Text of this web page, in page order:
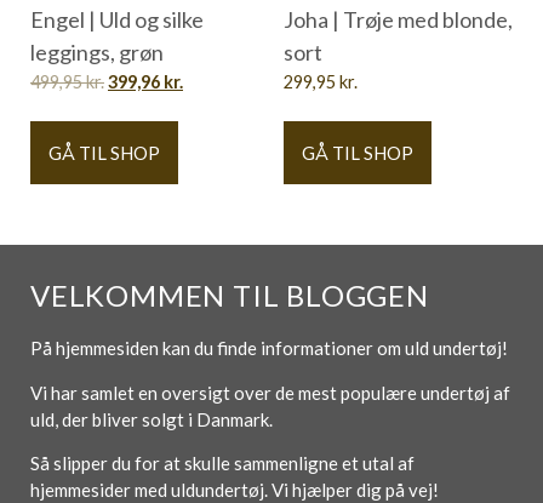
Engel | Uld og silke
leggings, grøn
499,95kr.399,96 kr.
GÅ TIL SHOP
Joha | Trøje med blonde,
sort
299,95 kr.
GÅ TIL SHOP
VELKOMMEN TIL BLOGGEN
På hjemmesiden kan du finde informationer om uld undertøj!
Vi har samlet en oversigt over de mest populære undertøj af
uld, der bliver solgt i Danmark.
Så slipper du for at skulle sammenligne et utal af
hjemmesider med uldundertøj. Vi hjælper dig på vej!